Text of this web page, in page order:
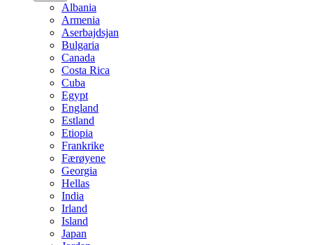
Albania
Armenia
Aserbajdsjan
Bulgaria
Canada
Costa Rica
Cuba
Egypt
England
Estland
Etiopia
Frankrike
Færøyene
Georgia
Hellas
India
Irland
Island
Japan